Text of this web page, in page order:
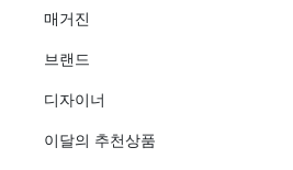
매거진
브랜드
디자이너
이달의 추천상품